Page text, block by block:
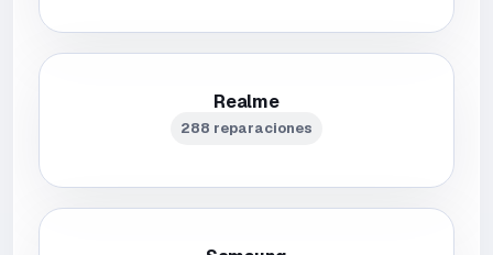
Realme
288 reparaciones